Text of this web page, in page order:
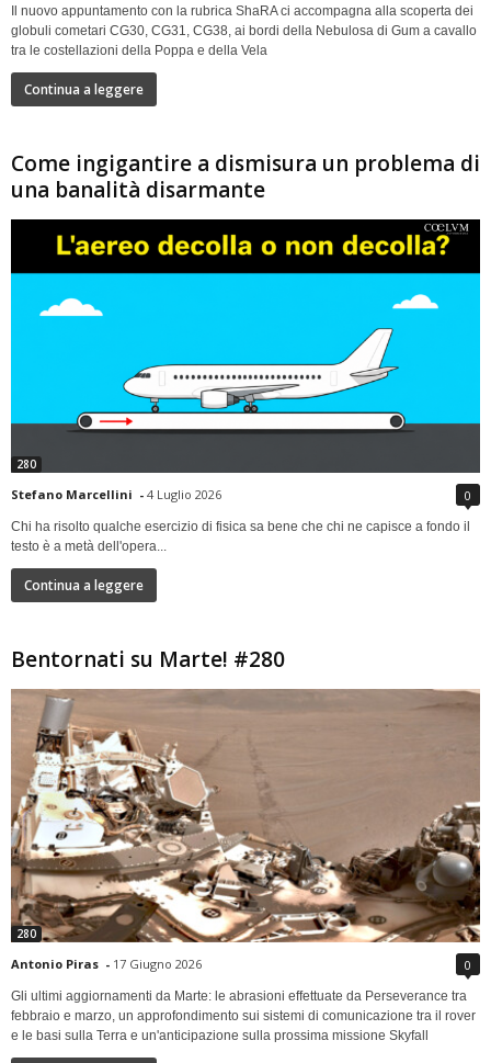
Il nuovo appuntamento con la rubrica ShaRA ci accompagna alla scoperta dei
globuli cometari CG30, CG31, CG38, ai bordi della Nebulosa di Gum a cavallo
tra le costellazioni della Poppa e della Vela
Continua a leggere
Come ingigantire a dismisura un problema di
una banalità disarmante
280
Stefano Marcellini - 4 Luglio 2026 0
Chi ha risolto qualche esercizio di fisica sa bene che chi ne capisce a fondo il
testo è a metà dell'opera...
Continua a leggere
Bentornati su Marte! #280
280
Antonio Piras - 17 Giugno 2026 0
Gli ultimi aggiornamenti da Marte: le abrasioni effettuate da Perseverance tra
febbraio e marzo, un approfondimento sui sistemi di comunicazione tra il rover
e le basi sulla Terra e un'anticipazione sulla prossima missione Skyfall